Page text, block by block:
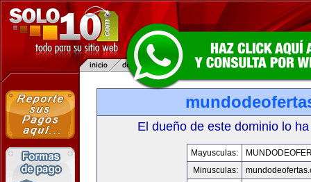
El dueño de este dominio lo
Mayusculas:
Minusculas: